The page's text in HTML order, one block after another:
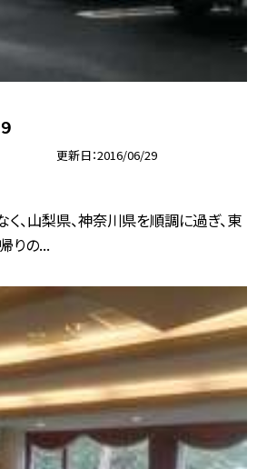
更新日 2016/06/29
、山梨県、神奈川県を順調に過ぎ、東
りの...